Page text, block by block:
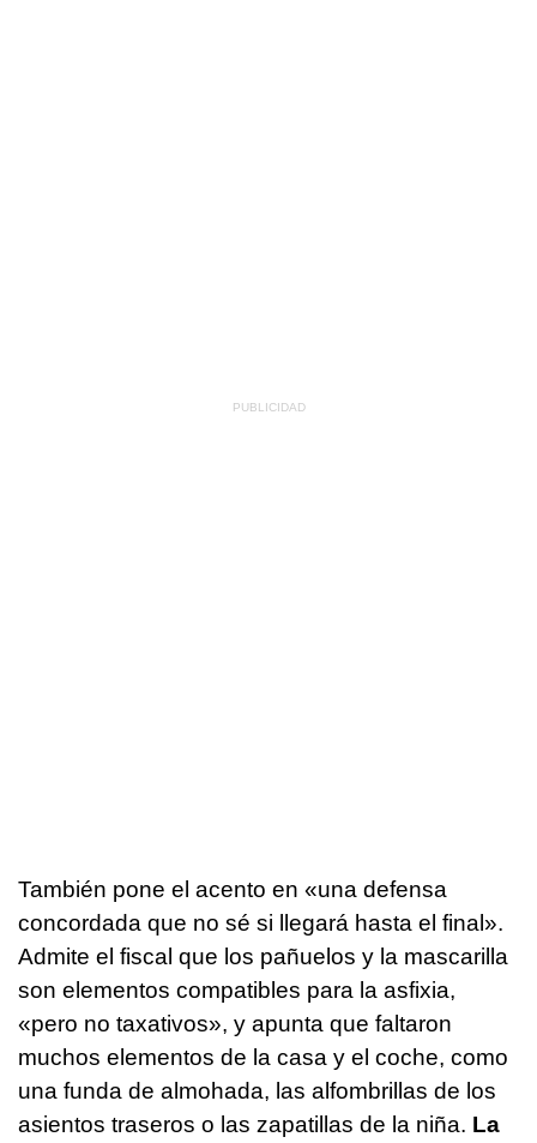
También pone el acento en «una defensa
concordada que no sé si llegará hasta el final».
Admite el fiscal que los pañuelos y la mascarilla
son elementos compatibles para la asfixia,
«pero no taxativos», y apunta que faltaron
muchos elementos de la casa y el coche, como
una funda de almohada, las alfombrillas de los
asientos traseros o las zapatillas de la niña. La